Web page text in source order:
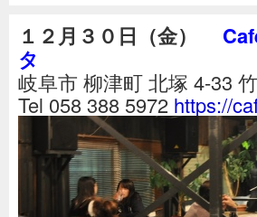
１２月３０日（金）
タ
岐阜市 柳津町 北塚 4-33
Tel 058 388 5972 https://